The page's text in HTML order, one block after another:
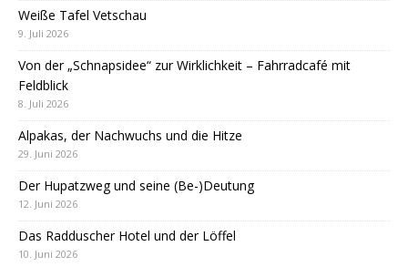
Weiße Tafel Vetschau
9. Juli 2026
Von der „Schnapsidee“ zur Wirklichkeit – Fahrradcafé mit
Feldblick
8. Juli 2026
Alpakas, der Nachwuchs und die Hitze
29. Juni 2026
Der Hupatzweg und seine (Be-)Deutung
12. Juni 2026
Das Radduscher Hotel und der Löffel
10. Juni 2026